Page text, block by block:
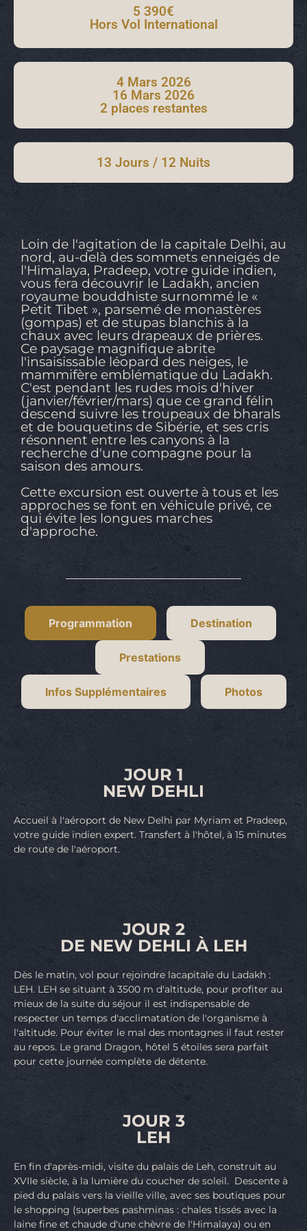
5 390€
Hors Vol International
4 Mars 2026
16 Mars 2026
2 places restantes
13 Jours / 12 Nuits
Loin de l'agitation de la capitale Delhi, au
nord, au-delà des sommets enneigés de
l'Himalaya, Pradeep, votre guide indien,
vous fera découvrir le Ladakh, ancien
royaume bouddhiste surnommé le «
Petit Tibet », parsemé de monastères
(gompas) et de stupas blanchis à la
chaux avec leurs drapeaux de prières.
Ce paysage magnifique abrite
l'insaisissable léopard des neiges, le
mammifère emblématique du Ladakh.
C'est pendant les rudes mois d'hiver
(janvier/février/mars) que ce grand félin
descend suivre les troupeaux de bharals
et de bouquetins de Sibérie, et ses cris
résonnent entre les canyons à la
recherche d'une compagne pour la
saison des amours.
Cette excursion est ouverte à tous et les
approches se font en véhicule privé, ce
qui évite les longues marches
d'approche.
Programmation Destination
Prestations
Infos Supplémentaires Photos
JOUR 1
NEW DEHLI
Accueil à l'aéroport de New Delhi par Myriam et Pradeep,
votre guide indien expert. Transfert à l'hôtel, à 15 minutes
de route de l'aéroport.
JOUR 2
DE NEW DEHLI À LEH
Dès le matin, vol pour rejoindre lacapitale du Ladakh :
LEH. LEH se situant à 3500 m d'altitude, pour profiter au
mieux de la suite du séjour il est indispensable de
respecter un temps d'acclimatation de l'organisme à
l'altitude. Pour éviter le mal des montagnes il faut rester
au repos. Le grand Dragon, hôtel 5 étoiles sera parfait
pour cette journée complète de détente.
JOUR 3
LEH
En fin d'après-midi, visite du palais de Leh, construit au
XVIIe siècle, à la lumière du coucher de soleil. Descente à
pied du palais vers la vieille ville, avec ses boutiques pour
le shopping (superbes pashminas : chales tissés avec la
laine fine et chaude d'une chèvre de l'Himalaya) ou en